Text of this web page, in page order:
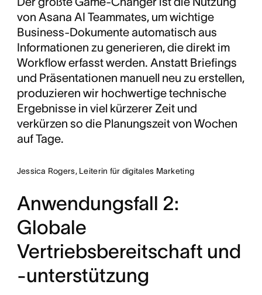
von Asana AI Teammates, um wichtige
Business-Dokumente automatisch aus
Informationen zu generieren, die direkt im
Workflow erfasst werden. Anstatt Briefings
und Präsentationen manuell neu zu erstellen,
produzieren wir hochwertige technische
Ergebnisse in viel kürzerer Zeit und
verkürzen so die Planungszeit von Wochen
auf Tage.
Jessica Rogers, Leiterin für digitales Marketing
Anwendungsfall 2:
Globale
Vertriebsbereitschaft und
-unterstützung